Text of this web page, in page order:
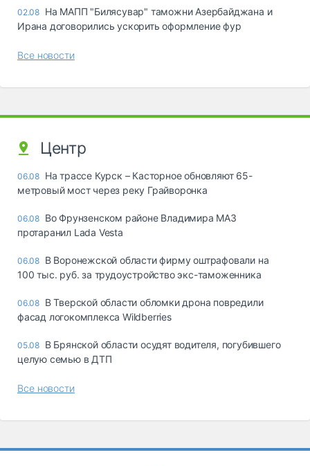
02.08 На МАПП "Билясувар" таможни Азербайджана и
Ирана договорились ускорить оформление фур
Все новости
Центр
06.08 На трассе Курск – Касторное обновляют 65-
метровый мост через реку Грайворонка
06.08 Во Фрунзенском районе Владимира МАЗ
протаранил Lada Vesta
06.08 В Воронежской области фирму оштрафовали на
100 тыс. руб. за трудоустройство экс-таможенника
06.08 В Тверской области обломки дрона повредили
фасад логокомплекса Wildberries
05.08 В Брянской области осудят водителя, погубившего
целую семью в ДТП
Все новости